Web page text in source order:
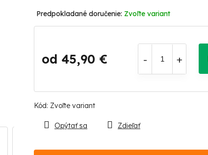
Kód: Zvoľte variant
Zvoľte variant
od 45,90 €
Jednotková
Opýtať sa Zdieľať